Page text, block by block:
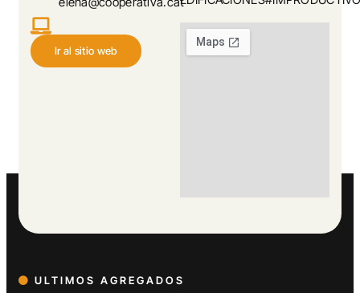
Ir al sitio web
ULTIMOS AGREGADOS